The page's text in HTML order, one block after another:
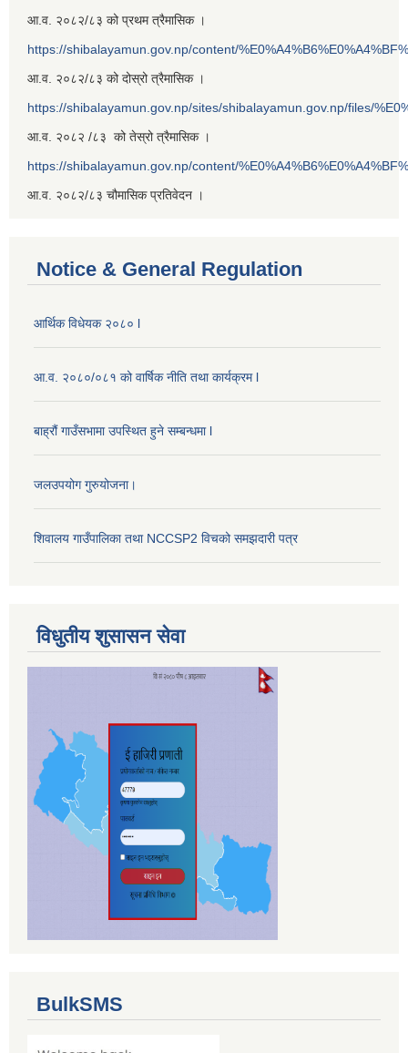
आ.व. २०८२/८३ को प्रथम त्रैमासिक ।
https://shibalayamun.gov.np/content/
आ.व. २०८२/८३ को दोस्रो त्रैमासिक ।
https://shibalayamun.gov.np/sites/shibalayamun.gov.np/files/
आ.व. २०८२ /८३ को तेस्रो त्रैमासिक ।
https://shibalayamun.gov.np/content/
आ.व. २०८२/८३ चौमासिक प्रतिवेदन ।
Notice & General Regulation
आर्थिक विधेयक २०८० l
आ.व. २०८०/०८१ को वार्षिक नीति तथा कार्यक्रम l
बाह्रौं गाउँसभामा उपस्थित हुने सम्बन्धमा l
जलउपयोग गुरुयोजना।
शिवालय गाउँपालिका तथा NCCSP2 विचको समझदारी पत्र
विधुतीय शुसासन सेवा
BulkSMS